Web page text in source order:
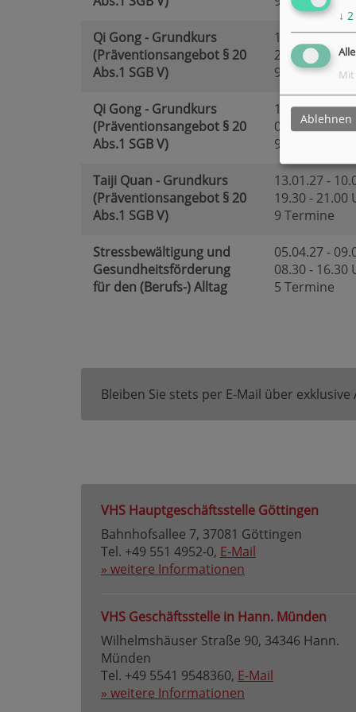
Qi Gong - Grundkurs
(Präventionsangebot § 20
Abs.1 SGB V)
11.01.27 -
20.00 - 21.30
9 Termine
Qi Gong - Grundkurs
(Präventionsangebot § 20
Abs.1 SGB V)
13.01.27 -
09.00 - 10.30
9 Termine
Taiji Quan - Grundkurs
(Präventionsangebot § 20
Abs.1 SGB V)
13.01.27 -
19.30 - 21.00
9 Termine
Stressbewältigung und
Gesundheitsförderung
für den (Berufs-) Alltag
05.04.27 -
08.30 - 16.30
5 Termine
Bleiben Sie stets per E-Mail über
VHS Hauptgeschäftsstelle Göttingen
Bahnhofsallee 7, 37081 Göttingen
Tel. +49 551 4952-0, E-Mail
» weitere Informationen
VHS Geschäftsstelle in Hann. Münden
Wilhelmshäuser Straße 90, 34346 Hann.
Münden
Tel. +49 5541 9548360, E-Mail
» weitere Informationen
↓ 2
Mit
Ablehnen